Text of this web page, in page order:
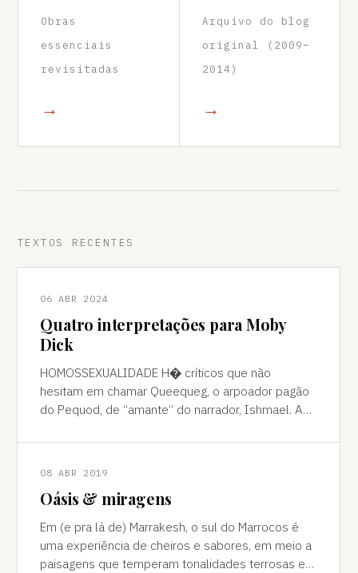
Obras
essenciais
revisitadas
→
Arquivo do blog
original (2009–
2014)
→
TEXTOS RECENTES
06 ABR 2024
Quatro interpretações para Moby
Dick
HOMOSSEXUALIDADE H� críticos que não
hesitam em chamar Queequeg, o arpoador pagão
do Pequod, de “amante” do narrador, Ishmael. A
compreens
08 ABR 2019
Oásis & miragens
Em (e pra lá de) Marrakesh, o sul do Marrocos é
uma experiência de cheiros e sabores, em meio a
paisagens que temperam tonalidades terrosas e